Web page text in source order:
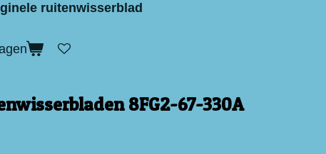
ruitenwisserblad
8FG2-67-330A